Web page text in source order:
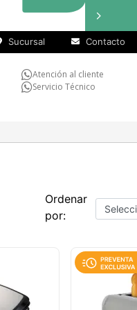
Sucursal Contacto
Atención al cliente
Servicio Técnico
Ordenar
por: